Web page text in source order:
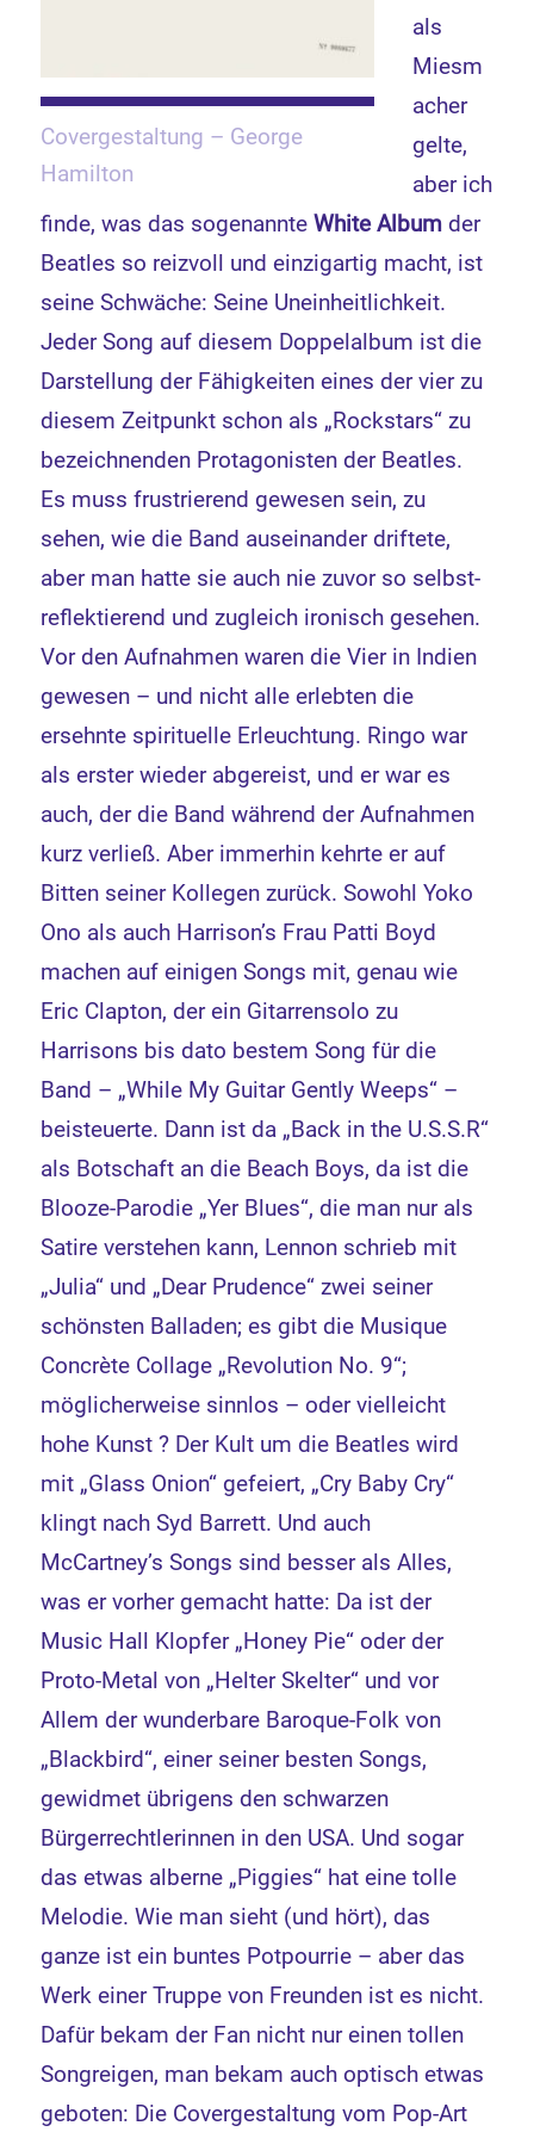
Covergestaltung – George
Hamilton
als
Miesm
acher
gelte,
aber ich
finde, was das sogenannteWhite Album der
Beatles so reizvoll und einzigartig macht, ist
seine Schwäche: Seine Uneinheitlichkeit.
Jeder Song auf diesem Doppelalbum ist die
Darstellung der Fähigkeiten eines der vier zu
diesem Zeitpunkt schon als „Rockstars“ zu
bezeichnenden Protagonisten der Beatles.
Es muss frustrierend gewesen sein, zu
sehen, wie die Band auseinander driftete,
aber man hatte sie auch nie zuvor so selbst-
reflektierend und zugleich ironisch gesehen.
Vor den Aufnahmen waren die Vier in Indien
gewesen – und nicht alle erlebten die
ersehnte spirituelle Erleuchtung. Ringo war
als erster wieder abgereist, und er war es
auch, der die Band während der Aufnahmen
kurz verließ. Aber immerhin kehrte er auf
Bitten seiner Kollegen zurück. Sowohl Yoko
Ono als auch Harrison’s Frau Patti Boyd
machen auf einigen Songs mit, genau wie
Eric Clapton, der ein Gitarrensolo zu
Harrisons bis dato bestem Song für die
Band – „While My Guitar Gently Weeps“ –
beisteuerte. Dann ist da „Back in the U.S.S.R“
als Botschaft an die Beach Boys, da ist die
Blooze-Parodie „Yer Blues“, die man nur als
Satire verstehen kann, Lennon schrieb mit
„Julia“ und „Dear Prudence“ zwei seiner
schönsten Balladen; es gibt die Musique
Concrète Collage „Revolution No. 9“;
möglicherweise sinnlos – oder vielleicht
hohe Kunst ? Der Kult um die Beatles wird
mit „Glass Onion“ gefeiert, „Cry Baby Cry“
klingt nach Syd Barrett. Und auch
McCartney’s Songs sind besser als Alles,
was er vorher gemacht hatte: Da ist der
Music Hall Klopfer „Honey Pie“ oder der
Proto-Metal von „Helter Skelter“ und vor
Allem der wunderbare Baroque-Folk von
„Blackbird“, einer seiner besten Songs,
gewidmet übrigens den schwarzen
Bürgerrechtlerinnen in den USA. Und sogar
das etwas alberne „Piggies“ hat eine tolle
Melodie. Wie man sieht (und hört), das
ganze ist ein buntes Potpourrie – aber das
Werk einer Truppe von Freunden ist es nicht.
Dafür bekam der Fan nicht nur einen tollen
Songreigen, man bekam auch optisch etwas
geboten: Die Covergestaltung vom Pop-Art